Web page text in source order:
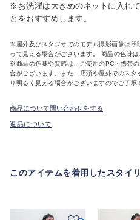
※お洗濯は大きめのネットに入れ
とをおすすめします。
※屋外及びスタジオでのモデル撮影画像は照
って見える場合がございます。 商品の色味
※商品の色味や質感は、ご使用のPC・携帯
合がございます。また、店頭や屋外でのスタ
り明るく見える場合がございますのでご了承
商品について問い合わせをする
返品について
このアイテムを着用したスタイ